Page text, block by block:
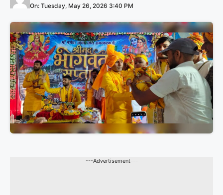
On: Tuesday, May 26, 2026 3:40 PM
---Advertisement---